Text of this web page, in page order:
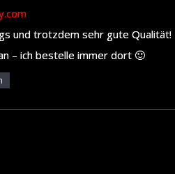
und trotzdem sehr gute Qualität!
– ich bestelle immer dort 🙂